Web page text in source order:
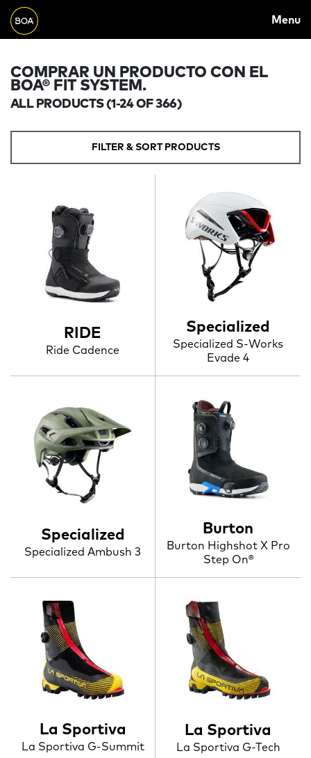
Skip to main content
NAVIGATION
Menu
COMPRAR UN PRODUCTO CON EL
BOA® FIT SYSTEM.
ALL PRODUCTS(1-24 OF 366)
FILTER & SORT PRODUCTS
RIDE
Ride Cadence
Specialized
Specialized S-Works
Evade 4
Specialized
Specialized Ambush 3
Burton
Burton Highshot X Pro
Step On®
La Sportiva
La Sportiva G-Summit
La Sportiva
La Sportiva G-Tech